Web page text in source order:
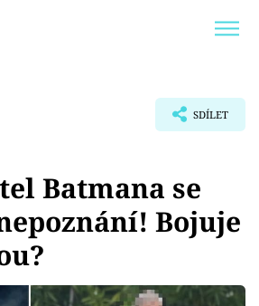
SDÍLET
Batmana se
Bojuje